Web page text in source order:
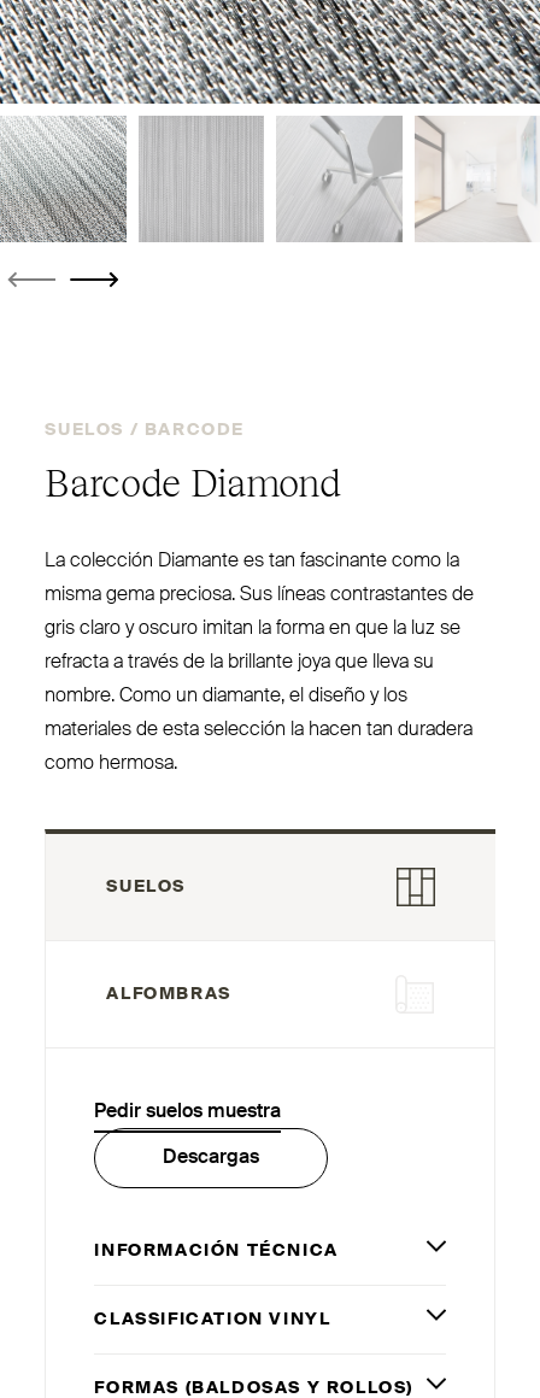
SUELOS / BARCODE
Barcode Diamond
La colección Diamante es tan fas­cinante como la
misma gema preciosa. Sus líneas con­trastantes de
gris claro y oscuro imitan la forma en que la luz se
refracta a través de la brillante joya que lleva su
nombre. Como un diamante, el diseño y los
materiales de esta selección la hacen tan duradera
como hermosa.
SUELOS
ALFOMBRAS
Pedir suelos muestra
Descargas
INFORMACIÓN TÉCNICA
CLASSIFICATION VINYL
FORMAS (BALDOSAS Y ROLLOS)